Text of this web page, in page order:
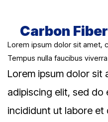
Carbon
Lorem ipsum dolor sit amet,
Tempus nulla faucibus
Lorem ipsum dolor sit
adipiscing elit, sed do
incididunt ut labore et